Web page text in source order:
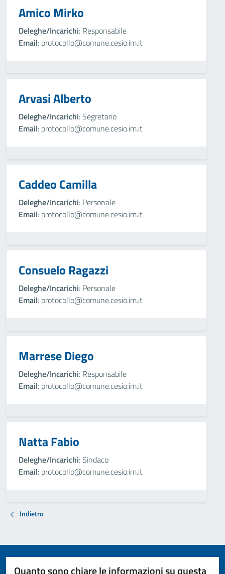
Amico Mirko
Deleghe/Incarichi: Responsabile
Email: protocollo@comune.cesio.im.it
Arvasi Alberto
Deleghe/Incarichi: Segretario
Email: protocollo@comune.cesio.im.it
Caddeo Camilla
Deleghe/Incarichi: Personale
Email: protocollo@comune.cesio.im.it
Consuelo Ragazzi
Deleghe/Incarichi: Personale
Email: protocollo@comune.cesio.im.it
Marrese Diego
Deleghe/Incarichi: Responsabile
Email: protocollo@comune.cesio.im.it
Natta Fabio
Deleghe/Incarichi: Sindaco
Email: protocollo@comune.cesio.im.it
Indietro
Quanto sono chiare le informazioni su questa